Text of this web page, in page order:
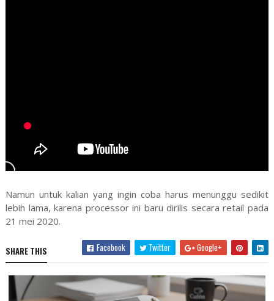
Namun untuk kalian yang ingin coba harus menunggu sedikit
lebih lama, karena processor ini baru dirilis secara retail pada
21 mei 2020.
SHARE THIS Facebook Twitter Google+